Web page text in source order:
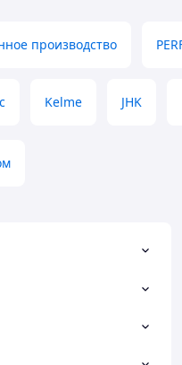
производство
Kelme JHK